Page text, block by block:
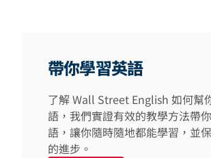
帶你學習英語
了解 Wall Street English 如何幫
語，我們實證有效的教學方法帶
語，讓你隨時隨地都能學習，並
的進步。